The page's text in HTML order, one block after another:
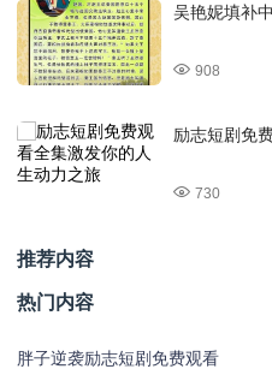
吴艳妮填补
908
励志短剧免
730
推荐内容
热门内容
胖子逆袭励志短剧免费观看